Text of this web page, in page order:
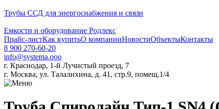
Трубы ССД для энергоснабжения и связи
Емкости и оборудование Родлекс
Прайс-листКак купитьО компанииНовостиОбъектыКонтакты
8 900 270-60-20
info@systema.ooo
г. Краснодар, 1-й Лучистый проезд, 7
г. Москва, ул. Талалихина, д. 41, стр.9, помещ.1/4